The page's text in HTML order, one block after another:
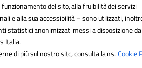
del sito, alla fruibilità dei servizi
e alla sua accessibilità – sono utilizzati,
statistici anonimizzati messi a disposizione da
Italia.
di più sul nostro sito, consulta la ns.Cookie